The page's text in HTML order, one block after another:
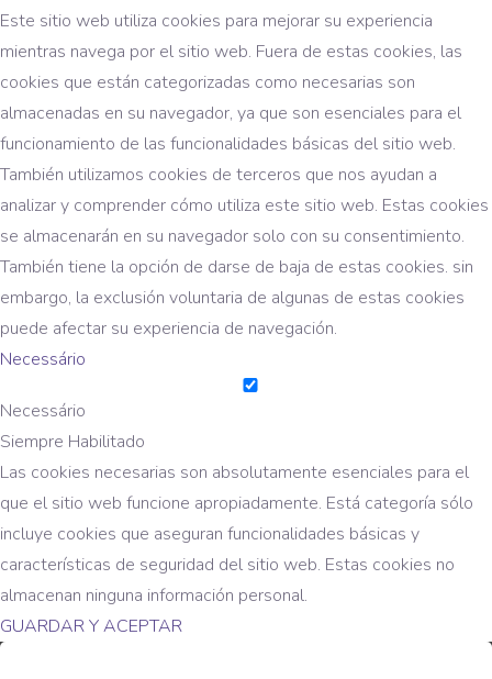
Este sitio web utiliza cookies para mejorar su experiencia
mientras navega por el sitio web. Fuera de estas cookies, las
cookies que están categorizadas como necesarias son
almacenadas en su navegador, ya que son esenciales para el
funcionamiento de las funcionalidades básicas del sitio web.
También utilizamos cookies de terceros que nos ayudan a
analizar y comprender cómo utiliza este sitio web. Estas cookies
se almacenarán en su navegador solo con su consentimiento.
También tiene la opción de darse de baja de estas cookies. sin
embargo, la exclusión voluntaria de algunas de estas cookies
puede afectar su experiencia de navegación.
Necessário
Necessário
Siempre Habilitado
Las cookies necesarias son absolutamente esenciales para el
que el sitio web funcione apropiadamente. Está categoría sólo
incluye cookies que aseguran funcionalidades básicas y
características de seguridad del sitio web. Estas cookies no
almacenan ninguna información personal.
GUARDAR Y ACEPTAR